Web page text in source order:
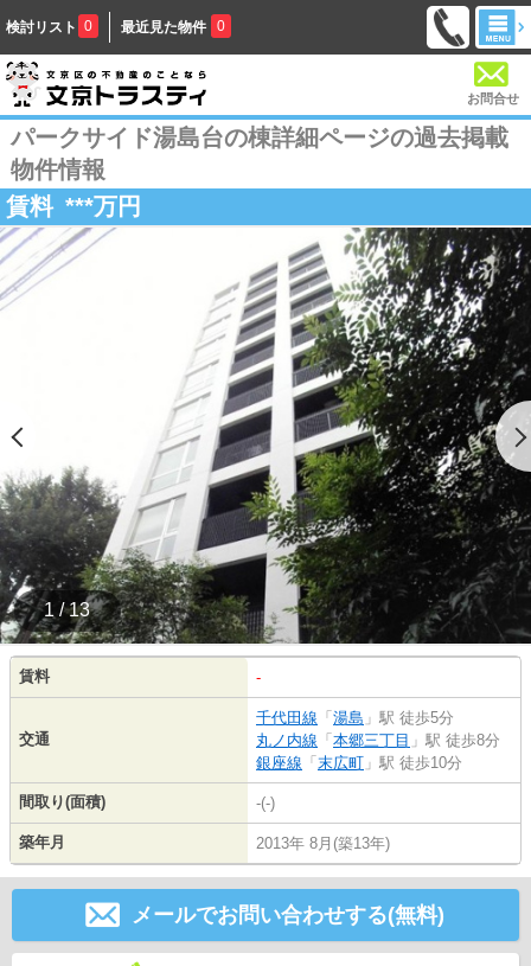
検討リスト 0 最近見た物件 0
お問合せ
パークサイド湯島台の棟詳細ページの過去掲載
物件情報
賃料 ***万円
1 / 13
賃料 -
交通
千代田線 「 湯島 」駅 徒歩5分
丸ノ内線 「 本郷三丁目 」駅 徒歩8分
銀座線 「 末広町 」駅 徒歩10分
間取り(面積) -(-)
築年月 2013年 8月(築13年)
メールでお問い合わせする(無料)